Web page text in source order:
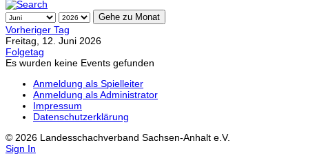
Gehe zu Monat
Vorheriger Tag
Freitag, 12. Juni 2026
Folgetag
Es wurden keine Events gefunden
Anmeldung als Spielleiter
Anmeldung als Administrator
Impressum
Datenschutzerklärung
© 2026 Landesschachverband Sachsen-Anhalt e.V.
Sign In